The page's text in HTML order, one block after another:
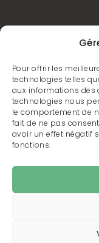
Pour offrir les
technologies telles
aux informations des
technologies nous
le comportement de
fait de ne pas
avoir un effet négatif
fonctions.
Adresse